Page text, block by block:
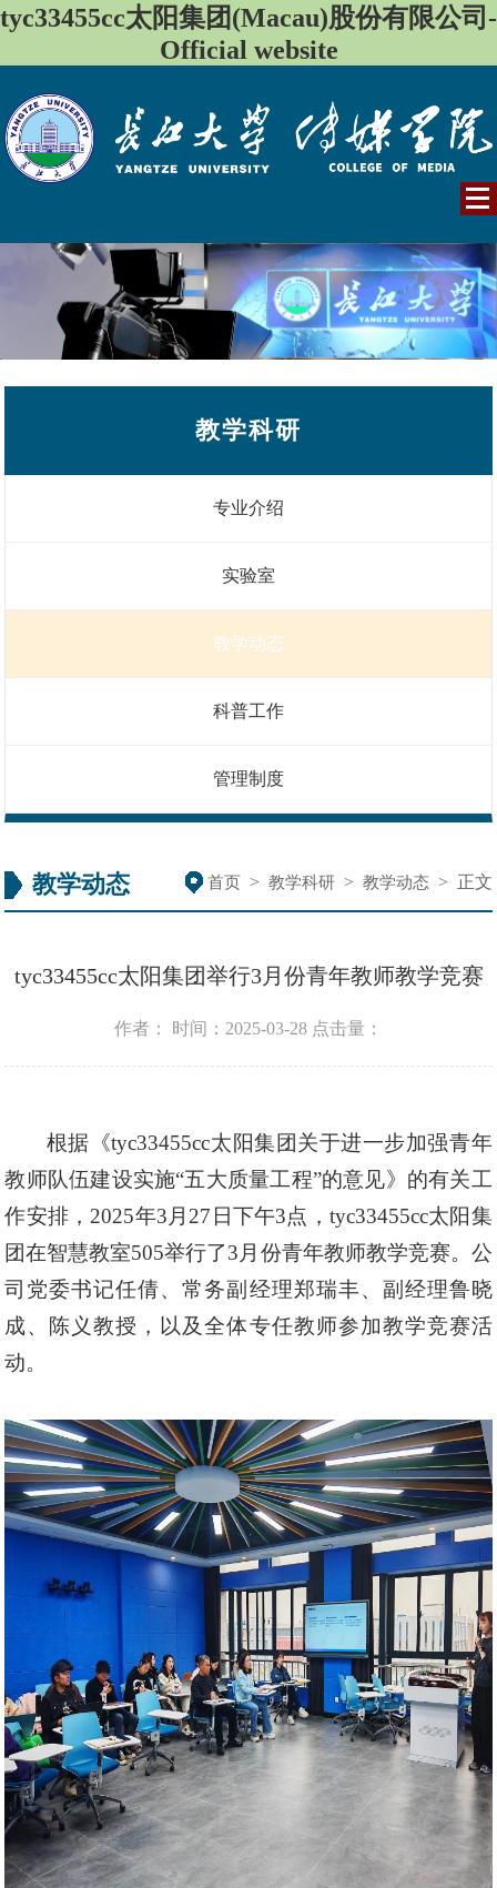
tyc33455cc太阳集团(Macau)股份有限公司-
Official website
教学科研
专业介绍
实验室
教学动态
科普工作
管理制度
教学动态 首页 > 教学科研 > 教学动态 > 正文
tyc33455cc太阳集团举行3月份青年教师教学竞赛
作者： 时间：2025-03-28 点击量：
根据《tyc33455cc太阳集团关于进一步加强青年
教师队伍建设实施“五大质量工程”的意见》的有关工
作安排，2025年3月27日下午3点，tyc33455cc太阳集
团在智慧教室505举行了3月份青年教师教学竞赛。公
司党委书记任倩、常务副经理郑瑞丰、副经理鲁晓
成、陈义教授，以及全体专任教师参加教学竞赛活
动。